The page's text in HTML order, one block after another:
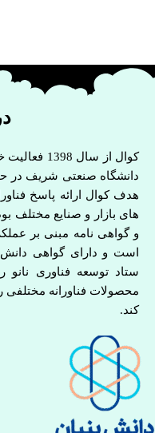
کوال از
دانشگاه صنعتی شریف در
هدف کوال ارائه پاسخ
و گواهی نامه مبنی بر
ستاد توسعه فناوری
محصولات فناورانه مختلفی
کند.